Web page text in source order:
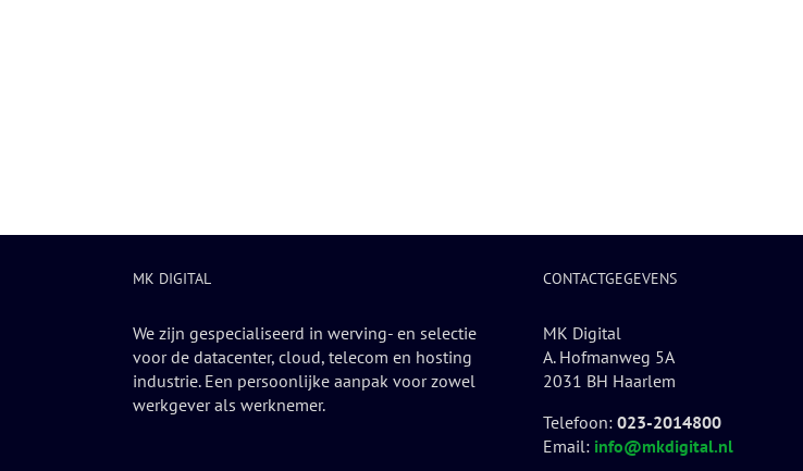
MK DIGITAL
We zijn gespecialiseerd in werving- en selectie
voor de datacenter, cloud, telecom en hosting
industrie. Een persoonlijke aanpak voor zowel
werkgever als werknemer.
CONTACTGEGEVENS
MK Digital
A. Hofmanweg 5A
2031 BH Haarlem
Telefoon:023-2014800
Email: info@mkdigital.nl